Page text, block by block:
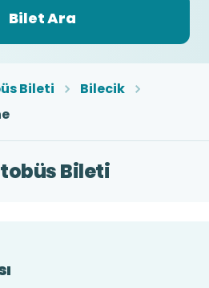
Bilet Ara
Bileti
Bilecik
Bileti